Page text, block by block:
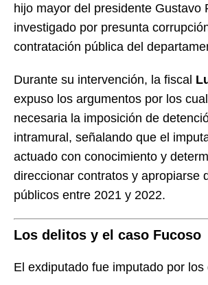
hijo mayor del presidente Gustavo
investigado por presunta
contratación pública del
Durante su intervención, la fiscal
expuso los argumentos por los
necesaria la imposición de
intramural, señalando que el
actuado con conocimiento y
direccionar contratos y apropiarse
públicos entre 2021 y 2022.
Los delitos y el caso Fucoso
El exdiputado fue imputado por los